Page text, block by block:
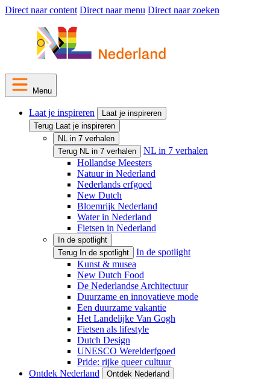
Direct naar content Direct naar menu Direct naar zoeken
Menu
Laat je inspireren
Laat je inspireren
Terug Laat je inspireren
NL in 7 verhalen
Terug NL in 7 verhalen
NL in 7 verhalen
Hollandse Meesters
Natuur in Nederland
Nederlands erfgoed
New Dutch
Bloemrijk Nederland
Water in Nederland
Fietsen in Nederland
In de spotlight
Terug In de spotlight
In de spotlight
Kunst & musea
New Dutch Food
De Nederlandse Architectuur
Duurzame en innovatieve mode
Een duurzame vakantie
Het Landelijke Van Gogh
Fietsen als lifestyle
Dutch Design
UNESCO Werelderfgoed
Pride: rijke queer cultuur
Ontdek Nederland
Ontdek Nederland